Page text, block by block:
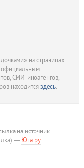
на страницах
официальным
СМИ-иноагентов,
находитсяздесь.
на источник
— Юга.ру